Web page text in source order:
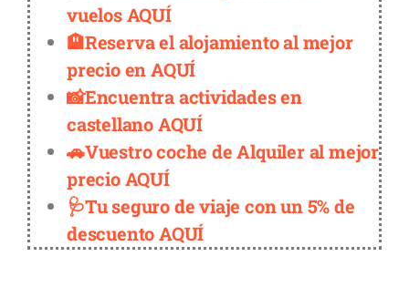
vuelos AQUÍ
🏨Reserva el alojamiento al mejor
precio en AQUÍ
📸Encuentra actividades en
castellano AQUÍ
🚗Vuestro coche de Alquiler al mejor
precio AQUÍ
🩺Tu seguro de viaje con un 5% de
descuento AQUÍ